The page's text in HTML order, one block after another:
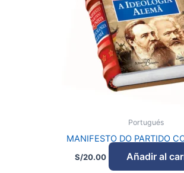
Portugués
MANIFESTO DO PARTIDO
S/20.00 Añadir al